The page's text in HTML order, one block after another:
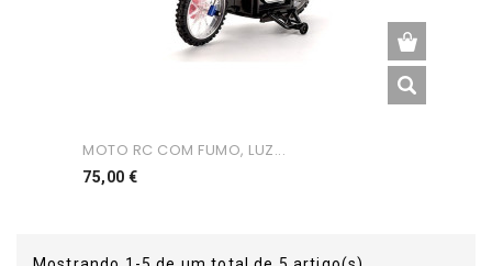
MOTO RC COM FUMO, LUZ...
75,00 €Preço